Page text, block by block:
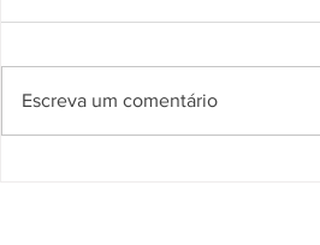
Escreva um comentário